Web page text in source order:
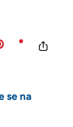
se na